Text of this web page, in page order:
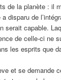
de la planète : il
disparu de
serait capable.
de celle-ci ne
les esprits que
et se demande